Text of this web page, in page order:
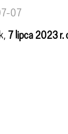
07
7 lipca 2023 r.